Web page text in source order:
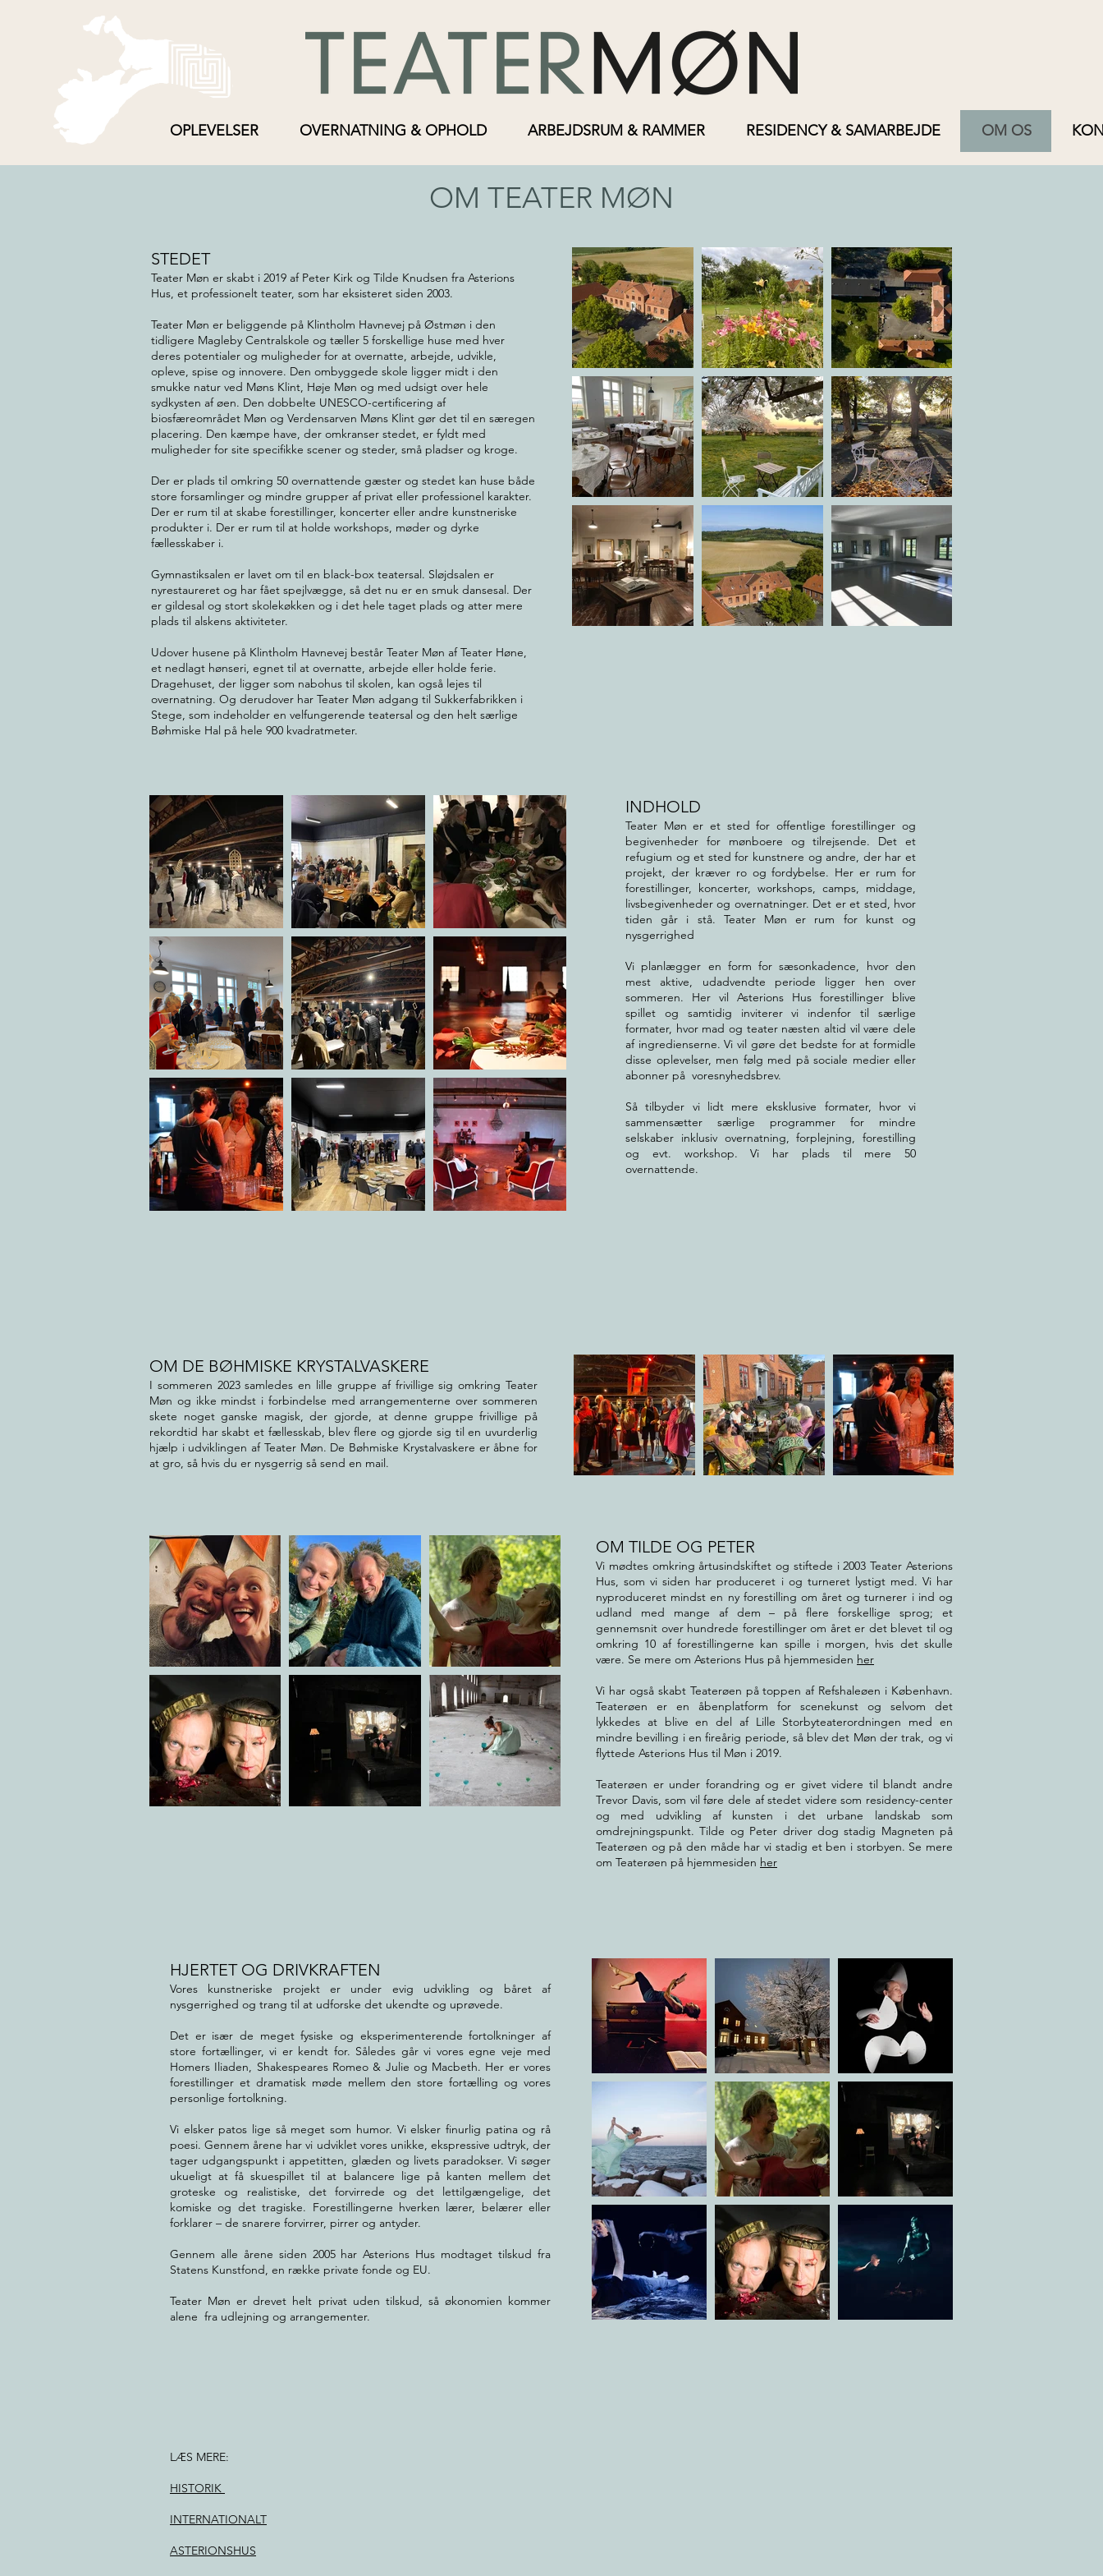
OPLEVELSER OVERNATNING & OPHOLD ARBEJDSRUM & RAMMER RESIDENCY & SAMARBEJDE OM OS
OM TEATER MØN
STEDET
Teater Møn er skabt i 2019 af Peter Kirk og Tilde Knudsen fra Asterions
Hus, et professionelt teater, som har eksisteret siden 2003.
Teater Møn er beliggende på Klintholm Havnevej på Østmøn i den
tidligere Magleby Centralskole og tæller 5 forskellige huse med hver
deres potentialer og muligheder for at overnatte, arbejde, udvikle,
opleve, spise og innovere. Den ombyggede skole ligger midt i den
smukke natur ved Møns Klint, Høje Møn og med udsigt over hele
sydkysten af øen. Den dobbelte UNESCO-certificering af
biosfæreområdet Møn og Verdensarven Møns Klint gør det til en særegen
placering. Den kæmpe have, der omkranser stedet, er fyldt med
muligheder for site specifikke scener og steder, små pladser og kroge.
Der er plads til omkring 50 overnattende gæster og stedet kan huse både
store forsamlinger og mindre grupper af privat eller professionel karakter.
Der er rum til at skabe forestillinger, koncerter eller andre kunstneriske
produkter i. Der er rum til at holde workshops, møder og dyrke
fællesskaber i.
Gymnastiksalen er lavet om til en black-box teatersal. Sløjdsalen er
nyrestaureret og har fået spejlvægge, så det nu er en smuk dansesal. Der
er gildesal og stort skolekøkken og i det hele taget plads og atter mere
plads til alskens aktiviteter.
Udover husene på Klintholm Havnevej består Teater Møn af Teater Høne,
et nedlagt hønseri, egnet til at overnatte, arbejde eller holde ferie.
Dragehuset, der ligger som nabohus til skolen, kan også lejes til
overnatning. Og derudover har Teater Møn adgang til Sukkerfabrikken i
Stege, som indeholder en velfungerende teatersal og den helt særlige
Bøhmiske Hal på hele 900 kvadratmeter.
INDHOLD
Teater Møn er et sted for offentlige forestillinger og
begivenheder for mønboere og tilrejsende. Det et
refugium og et sted for kunstnere og andre, der har et
projekt, der kræver ro og fordybelse. Her er rum for
forestillinger, koncerter, workshops, camps, middage,
livsbegivenheder og overnatninger. Det er et sted, hvor
tiden går i stå. Teater Møn er rum for kunst og
nysgerrighed
Vi planlægger en form for sæsonkadence, hvor den
mest aktive, udadvendte periode ligger hen over
sommeren. Her vil Asterions Hus forestillinger blive
spillet og samtidig inviterer vi indenfor til særlige
formater, hvor mad og teater næsten altid vil være dele
af ingredienserne. Vi vil gøre det bedste for at formidle
disse oplevelser, men følg med på sociale medier eller
abonner på voresnyhedsbrev.
Så tilbyder vi lidt mere eksklusive formater, hvor vi
sammensætter særlige programmer for mindre
selskaber inklusiv overnatning, forplejning, forestilling
og evt. workshop. Vi har plads til mere 50
overnattende.
OM DE BØHMISKE KRYSTALVASKERE
I sommeren 2023 samledes en lille gruppe af frivillige sig omkring Teater
Møn og ikke mindst i forbindelse med arrangementerne over sommeren
skete noget ganske magisk, der gjorde, at denne gruppe frivillige på
rekordtid har skabt et fællesskab, blev flere og gjorde sig til en uvurderlig
hjælp i udviklingen af Teater Møn. De Bøhmiske Krystalvaskere er åbne for
at gro, så hvis du er nysgerrig så send en mail.
OM TILDE OG PETER
Vi mødtes omkring årtusindskiftet og stiftede i 2003 Teater Asterions
Hus, som vi siden har produceret i og turneret lystigt med. Vi har
nyproduceret mindst en ny forestilling om året og turnerer i ind og
udland med mange af dem – på flere forskellige sprog; et
gennemsnit over hundrede forestillinger om året er det blevet til og
omkring 10 af forestillingerne kan spille i morgen, hvis det skulle
være. Se mere om Asterions Hus på hjemmesiden her
Vi har også skabt Teaterøen på toppen af Refshaleøen i København.
Teaterøen er en åbenplatform for scenekunst og selvom det
lykkedes at blive en del af Lille Storbyteaterordningen med en
mindre bevilling i en fireårig periode, så blev det Møn der trak, og vi
flyttede Asterions Hus til Møn i 2019.
Teaterøen er under forandring og er givet videre til blandt andre
Trevor Davis, som vil føre dele af stedet videre som residency-center
og med udvikling af kunsten i det urbane landskab som
omdrejningspunkt. Tilde og Peter driver dog stadig Magneten på
Teaterøen og på den måde har vi stadig et ben i storbyen. Se mere
om Teaterøen på hjemmesiden her
HJERTET OG DRIVKRAFTEN
Vores kunstneriske projekt er under evig udvikling og båret af
nysgerrighed og trang til at udforske det ukendte og uprøvede.
Det er især de meget fysiske og eksperimenterende fortolkninger af
store fortællinger, vi er kendt for. Således går vi vores egne veje med
Homers Iliaden, Shakespeares Romeo & Julie og Macbeth. Her er vores
forestillinger et dramatisk møde mellem den store fortælling og vores
personlige fortolkning.
Vi elsker patos lige så meget som humor. Vi elsker finurlig patina og rå
poesi. Gennem årene har vi udviklet vores unikke, ekspressive udtryk, der
tager udgangspunkt i appetitten, glæden og livets paradokser. Vi søger
ukueligt at få skuespillet til at balancere lige på kanten mellem det
groteske og realistiske, det forvirrede og det lettilgængelige, det
komiske og det tragiske. Forestillingerne hverken lærer, belærer eller
forklarer – de snarere forvirrer, pirrer og antyder.
​Gennem alle årene siden 2005 har Asterions Hus modtaget tilskud fra
Statens Kunstfond, en række private fonde og EU.
Teater Møn er drevet helt privat uden tilskud, så økonomien kommer
alene fra udlejning og arrangementer.
LÆS MERE:
HISTORIK
INTERNATIONALT
ASTERIONSHUS